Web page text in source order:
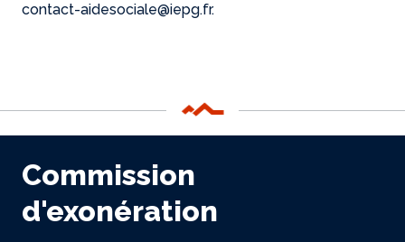
contact-aidesociale@iepg.fr.
Commission
d'exonération